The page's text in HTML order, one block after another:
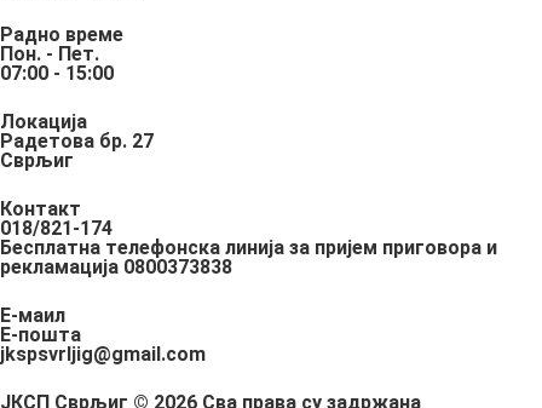
Радно време
Пон. - Пет.
07:00 - 15:00
Локација
Радетова бр. 27
Сврљиг
Контакт
018/821-174
Бесплатна телефонска линија за пријем приговора и
рекламација 0800373838
Е-маил
Е-пошта
jkspsvrljig@gmail.com
ЈКСП Сврљиг © 2026 Сва права су задржана